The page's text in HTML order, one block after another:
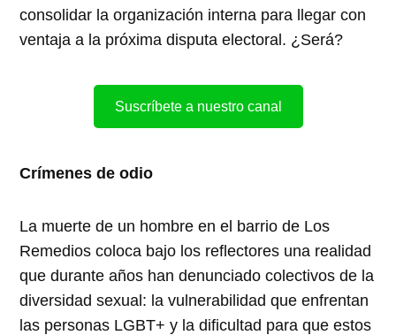
consolidar la organización interna para llegar con
ventaja a la próxima disputa electoral. ¿Será?
Suscríbete a nuestro canal
Crímenes de odio
La muerte de un hombre en el barrio de Los
Remedios coloca bajo los reflectores una realidad
que durante años han denunciado colectivos de la
diversidad sexual: la vulnerabilidad que enfrentan
las personas LGBT+ y la dificultad para que estos